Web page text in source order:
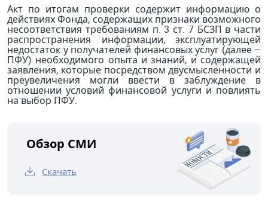
Акт по итогам проверки содержит информацию о
действиях Фонда, содержащих признаки возможного
несоответствия требованиям п. 3 ст. 7 БСЗП в части
распространения информации, эксплуатирующей
недостаток у получателей финансовых услуг (далее –
ПФУ) необходимого опыта и знаний, и содержащей
заявления, которые посредством двусмысленности и
преувеличения могли ввести в заблуждение в
отношении условий финансовой услуги и повлиять
на выбор ПФУ.
Обзор СМИ
Скачать